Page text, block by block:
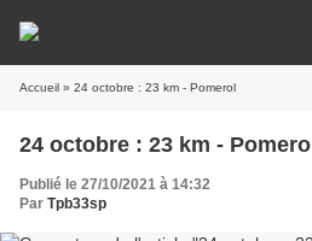
Accueil » 24 octobre : 23 km - Pomerol
24 octobre : 23 km - Pomerol
Publié le 27/10/2021 à 14:32
Par Tpb33sp